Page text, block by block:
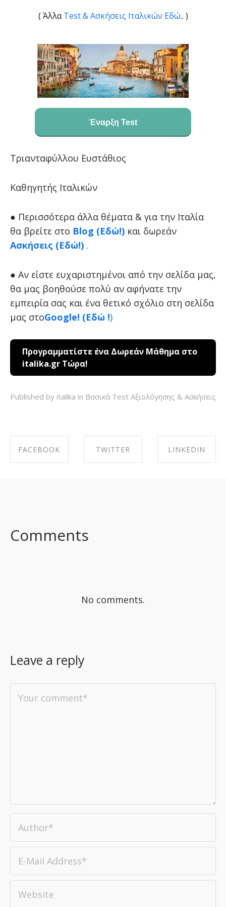
( ΆλλαTest & Ασκήσεις Ιταλικών Εδώ.. )
Έναρξη Test
Τριανταφύλλου Ευστάθιος
Καθηγητής Ιταλικών
● Περισσότερα άλλα θέματα & για την Ιταλία
θα βρείτε στο Blog (Εδώ!)και δωρεάν
Ασκήσεις (Εδώ!).
● Αν είστε ευχαριστημένοι από την σελίδα μας,
θα μας βοηθούσε πολύ αν αφήνατε την
εμπειρία σας και ένα θετικό σχόλιο στη σελίδα
μας στοGoogle! (Εδώ !)
Προγραμματίστε ένα Δωρεάν Μάθημα στο
italika.gr Τώρα!
Published by italika in Βασικά Test Αξιολόγησης & Ασκήσεις
FACEBOOK TWITTER LINKEDIN
Comments
No comments.
Leave a reply